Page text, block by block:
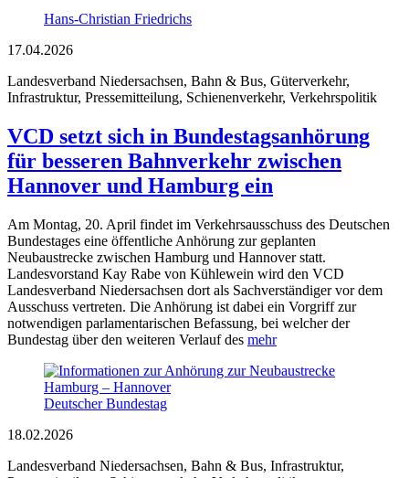
Hans-Christian Friedrichs
17.04.2026
Landesverband Niedersachsen, Bahn & Bus, Güterverkehr,
Infrastruktur, Pressemitteilung, Schienenverkehr, Verkehrspolitik
VCD setzt sich in Bundestagsanhörung
für besseren Bahnverkehr zwischen
Hannover und Hamburg ein
Am Montag, 20. April findet im Verkehrsausschuss des Deutschen
Bundestages eine öffentliche Anhörung zur geplanten
Neubaustrecke zwischen Hamburg und Hannover statt.
Landesvorstand Kay Rabe von Kühlewein wird den VCD
Landesverband Niedersachsen dort als Sachverständiger vor dem
Ausschuss vertreten. Die Anhörung ist dabei ein Vorgriff zur
notwendigen parlamentarischen Befassung, bei welcher der
Bundestag über den weiteren Verlauf des mehr
Deutscher Bundestag
18.02.2026
Landesverband Niedersachsen, Bahn & Bus, Infrastruktur,